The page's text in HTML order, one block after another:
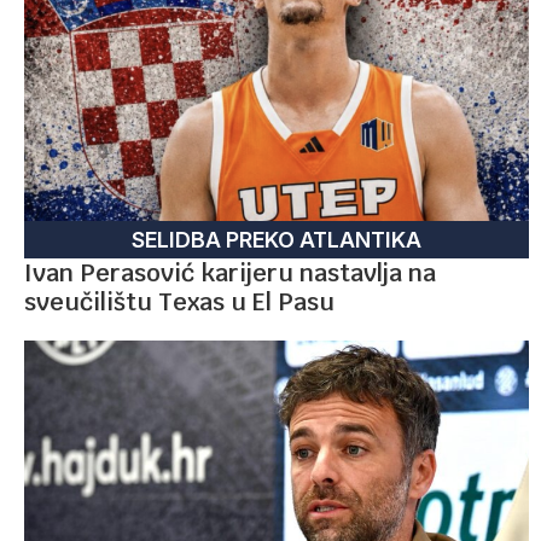
SELIDBA PREKO ATLANTIKA
Ivan Perasović karijeru nastavlja na
sveučilištu Texas u El Pasu